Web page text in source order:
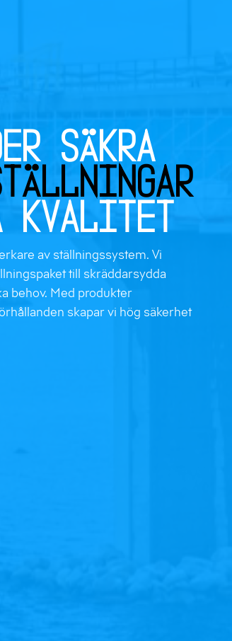
säkra
kvalitet
av ställningssystem. Vi
till skräddarsydda
behov. Med produkter
skapar vi hög säkerhet